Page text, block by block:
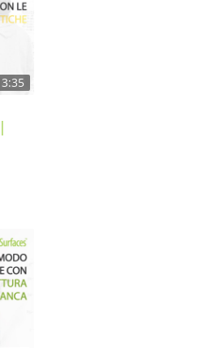
3:35